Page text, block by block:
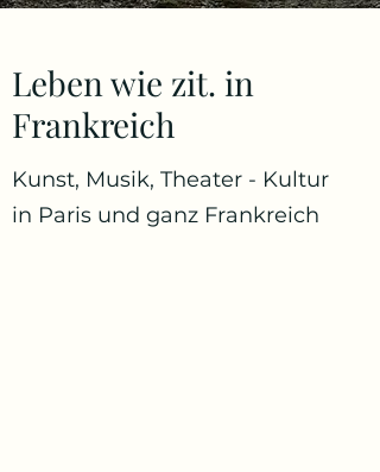
Leben wie zit. in
Frankreich
Kunst, Musik, Theater - Kultur
in Paris und ganz Frankreich